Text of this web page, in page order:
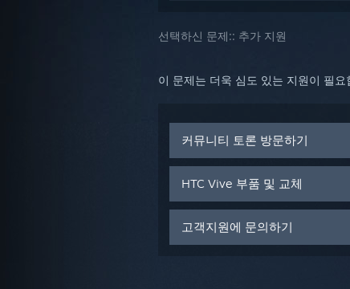
선택하신 문제:: 추가 지원
이 문제는 더욱 심도 있는 지원이 필
커뮤니티 토론 방문하기
HTC Vive 부품 및 교체
고객지원에 문의하기